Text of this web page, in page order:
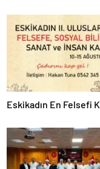
Eskikadın En Felsefi